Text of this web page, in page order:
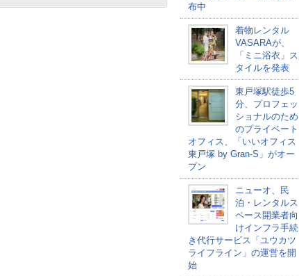
布中
着物レンタル
VASARAが、
「ミニ浴衣」ス
タイルを発表
東戸塚駅徒歩5
分、プロフェッ
ショナルのため
のプライベート
オフィス、「いいオフィス
東戸塚 by Gran-S」がオー
プン
ニューオ、民
泊・レンタルス
ペース開業者向
けインフラ手続
き代行サービス「ユウカツ
ライフライン」の運営を開
始